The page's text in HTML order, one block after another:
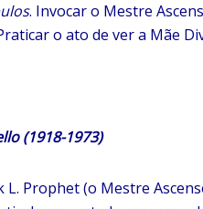
. Invocar o Mestre
o ato de ver a Mãe
(1918-1973)
Prophet (o Mestre